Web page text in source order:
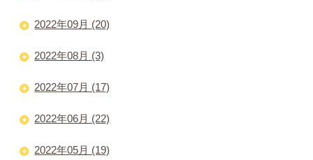
2022年09月 (20)
2022年08月 (3)
2022年07月 (17)
2022年06月 (22)
2022年05月 (19)